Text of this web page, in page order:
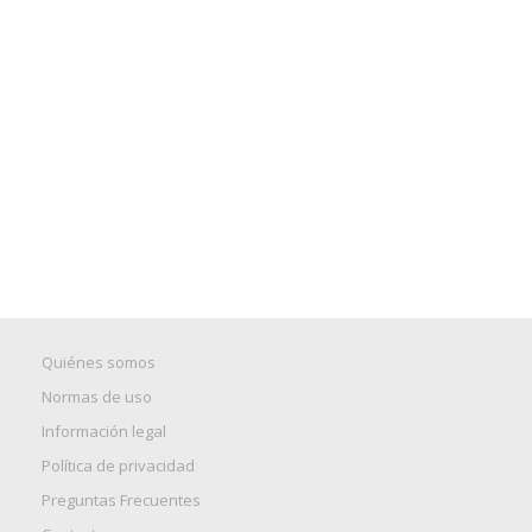
Quiénes somos
Normas de uso
Información legal
Política de privacidad
Preguntas Frecuentes